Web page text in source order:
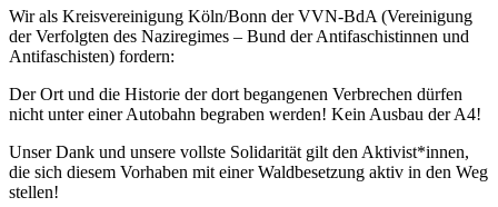
Wir als Kreisvereinigung Köln/Bonn der VVN-BdA (Vereinigung
der Verfolgten des Naziregimes – Bund der Antifaschistinnen und
Antifaschisten) fordern:
Der Ort und die Historie der dort begangenen Verbrechen dürfen
nicht unter einer Autobahn begraben werden! Kein Ausbau der A4!
Unser Dank und unsere vollste Solidarität gilt den Aktivist*innen,
die sich diesem Vorhaben mit einer Waldbesetzung aktiv in den Weg
stellen!